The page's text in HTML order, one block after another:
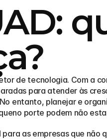
de tecnologia. Com a
para atender às
entanto, planejar e
porte podem não
as empresas que não